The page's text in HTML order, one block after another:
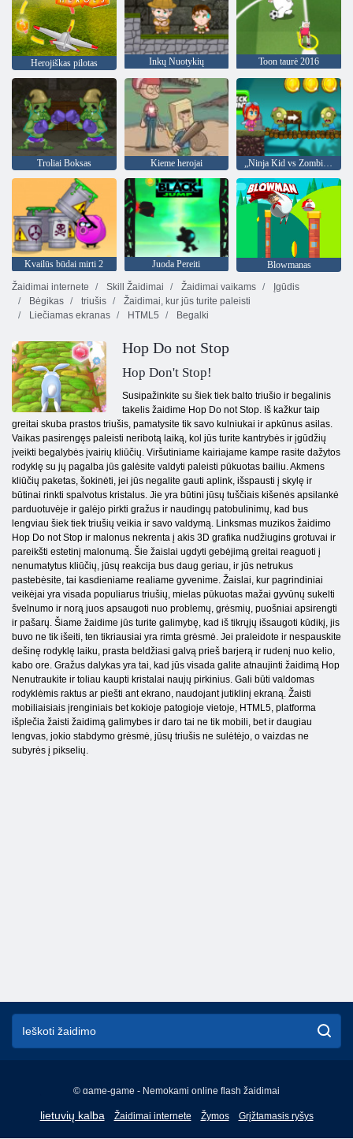
Herojiškas pilotas Inkų Nuotykių Toon taurė 2016
Troliai Boksas Kieme herojai „Ninja Kid vs Zombies“
Kvailūs būdai mirti 2 Juoda Pereiti
Blowmanas
Žaidimai internete
Skill Žaidimai Žaidimai vaikams
Įgūdis
Bėgikas
triušis
Žaidimai, kur jūs turite paleisti
Liečiamas ekranas
HTML5 Begalki
Hop Do not Stop
Hop Don't Stop!
Susipažinkite su šiek tiek balto triušio ir begalinis
takelis žaidime Hop Do not Stop. Iš kažkur taip
greitai skuba prastos triušis, pamatysite tik savo kulniukai ir apkūnus asilas.
Vaikas pasirengęs paleisti neribotą laiką, kol jūs turite kantrybės ir įgūdžių
įveikti begalybės įvairių kliūčių. Viršutiniame kairiajame kampe rasite dažytos
rodyklę su jų pagalba jūs galėsite valdyti paleisti pūkuotas bailiu. Akmens
kliūčių paketas, šokinėti, jei jūs negalite gauti aplink, išspausti į skylę ir
būtinai rinkti spalvotus kristalus. Jie yra būtini jūsų tuščiais kišenės apsilankė
parduotuvėje ir galėjo pirkti gražus ir naudingų patobulinimų, kad bus
lengviau šiek tiek triušių veikia ir savo valdymą. Linksmas muzikos žaidimo
Hop Do not Stop ir malonus nekrenta į akis 3D grafika nudžiugins grotuvai ir
pareikšti estetinį malonumą. Šie žaislai ugdyti gebėjimą greitai reaguoti į
nenumatytus kliūčių, jūsų reakcija bus daug geriau, ir jūs netrukus
pastebėsite, tai kasdieniame realiame gyvenime. Žaislai, kur pagrindiniai
veikėjai yra visada populiarus triušių, mielas pūkuotas mažai gyvūnų sukelti
švelnumo ir norą juos apsaugoti nuo problemų, grėsmių, puošniai apsirengti
ir pašarų. Šiame žaidime jūs turite galimybę, kad iš tikrųjų išsaugoti kūdikį, jis
buvo ne tik išeiti, ten tikriausiai yra rimta grėsmė. Jei praleidote ir nespauskite
dešinę rodyklę laiku, prasta beldžiasi galvą prieš barjerą ir rudenį nuo kelio,
kabo ore. Gražus dalykas yra tai, kad jūs visada galite atnaujinti žaidimą Hop
Nenutraukite ir toliau kaupti kristalai naujų pirkinius. Gali būti valdomas
rodyklėmis raktus ar piešti ant ekrano, naudojant jutiklinį ekraną. Žaisti
mobiliaisiais įrenginiais bet kokioje patogioje vietoje, HTML5, platforma
išplečia žaisti žaidimą galimybes ir daro tai ne tik mobili, bet ir daugiau
lengvas, jokio stabdymo grėsmė, jūsų triušis ne sulėtėjo, o vaizdas ne
subyrės į pikselių.
© game-game - Nemokami online flash žaidimai
lietuvių kalba
English
Žaidimai internete Žymos Grįžtamasis ryšys